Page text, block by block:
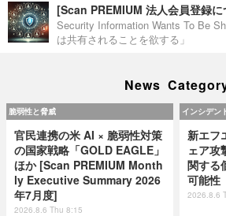
[Scan PREMIUM 法人会員登録に
Security Information Wants To Be
は共有されることを欲する」
News
脆弱性と脅威
官民連携の米 AI × 脆弱性対策
の国家戦略「GOLD EAGLE」
ほか [Scan PREMIUM Month
ly Executive Summary 2026
年7月度]
2026.8.6 Thu 8:15
インシデン
新エフ
ェア攻
関する
可能性
2026.8.6